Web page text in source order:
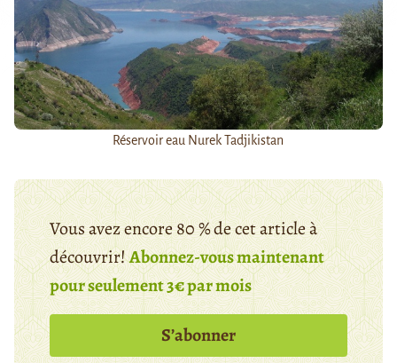
Réservoir eau Nurek Tadjikistan
Vous avez encore 80 % de cet article à
découvrir!Abonnez-vous maintenant
pour seulement 3€ par mois
S’abonner